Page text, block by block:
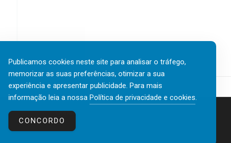
Contactos
Publicamos cookies neste site para analisar o tráfego,
memorizar as suas preferências, otimizar a sua
experiência e apresentar publicidade. Para mais
informação leia a nossa Política de privacidade e cookies.
CONCORDO